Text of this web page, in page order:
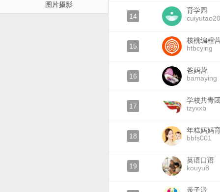
图片摄影
14
育学园
15
核桃编程
htbcying
16
爸妈营
bamaying
17
学校共青
tzyxxb
18
年糕妈妈
bbfs001
19
英语口语
kouyu8
亲子派